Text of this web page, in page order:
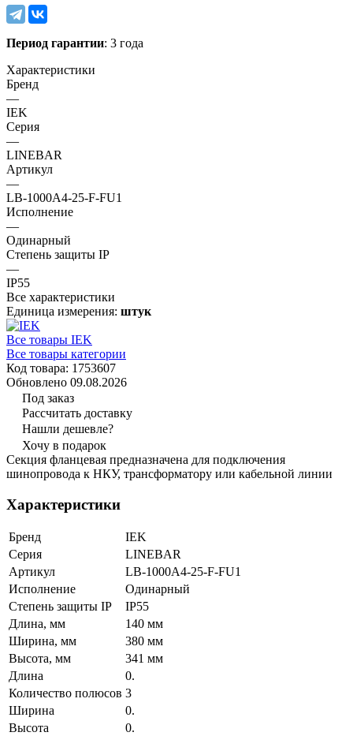
Период гарантии: 3 года
Характеристики
Бренд
—
IEK
Серия
—
LINEBAR
Артикул
—
LB-1000A4-25-F-FU1
Исполнение
—
Одинарный
Степень защиты IP
—
IP55
Все характеристики
Единица измерения: штук
Все товары IEK
Все товары категории
Код товара: 1753607
Обновлено 09.08.2026
Под заказ
Рассчитать доставку
Нашли дешевле?
Хочу в подарок
Секция фланцевая предназначена для подключения
шинопровода к НКУ, трансформатору или кабельной линии
Характеристики
Бренд
IEK
Серия
LINEBAR
Артикул
LB-1000A4-25-F-FU1
Исполнение
Одинарный
Степень защиты IP
IP55
Длина, мм
140 мм
Ширина, мм
380 мм
Высота, мм
341 мм
Длина
0.
Количество полюсов 3
Ширина
0.
Высота
0.